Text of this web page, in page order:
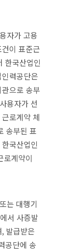
자가 고용
이 표준근
한국산업인
력공단은
으로 송부
용자가 선
로계약 체
송부된 표
국산업인
로계약이
는 대행기
서 사증발
발급받은
공단에 송